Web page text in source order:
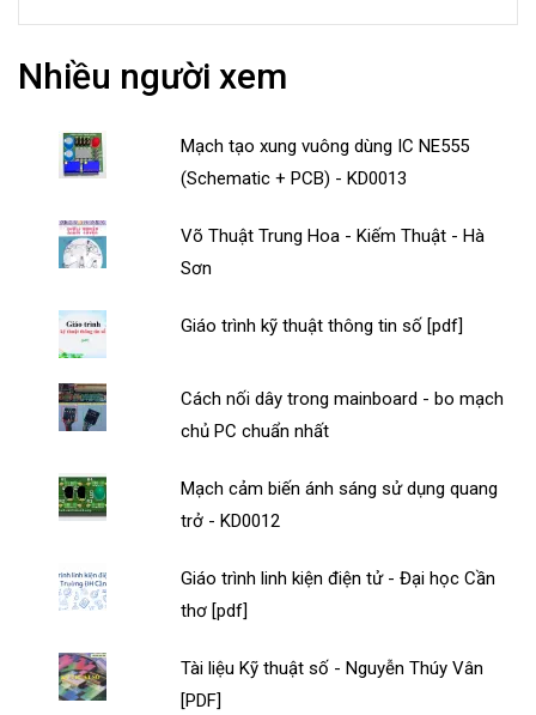
Nhiều người xem
Mạch tạo xung vuông dùng IC NE555
(Schematic + PCB) - KD0013
Võ Thuật Trung Hoa - Kiếm Thuật - Hà
Sơn
Giáo trình kỹ thuật thông tin số [pdf]
Cách nối dây trong mainboard - bo mạch
chủ PC chuẩn nhất
Mạch cảm biến ánh sáng sử dụng quang
trở - KD0012
Giáo trình linh kiện điện tử - Đại học Cần
thơ [pdf]
Tài liệu Kỹ thuật số - Nguyễn Thúy Vân
[PDF]